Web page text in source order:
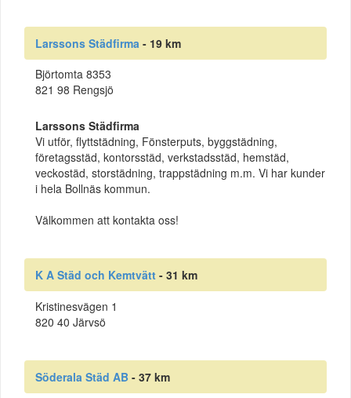
Larssons Städfirma - 19 km
Björtomta 8353
821 98 Rengsjö
Larssons Städfirma
Vi utför, flyttstädning, Fönsterputs, byggstädning,
företagsstäd, kontorsstäd, verkstadsstäd, hemstäd,
veckostäd, storstädning, trappstädning m.m. Vi har kunder
i hela Bollnäs kommun.
Välkommen att kontakta oss!
K A Städ och Kemtvätt - 31 km
Kristinesvägen 1
820 40 Järvsö
Söderala Städ AB - 37 km